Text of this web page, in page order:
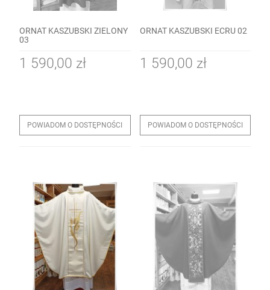
ORNAT KASZUBSKI ZIELONY
03
1 590,00 zł
POWIADOM O DOSTĘPNOŚCI
ORNAT KASZUBSKI ECRU 02
1 590,00 zł
POWIADOM O DOSTĘPNOŚCI